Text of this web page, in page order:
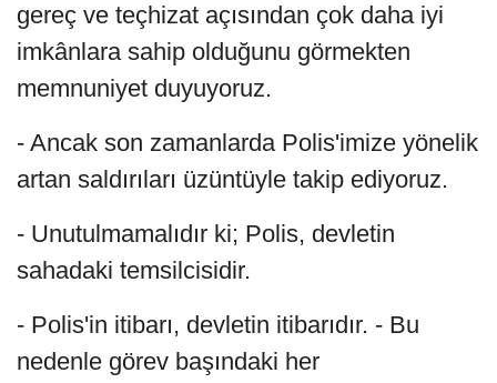
gereç ve teçhizat açısından çok daha iyi
imkânlara sahip olduğunu görmekten
memnuniyet duyuyoruz.
- Ancak son zamanlarda Polis'imize yönelik
artan saldırıları üzüntüyle takip ediyoruz.
- Unutulmamalıdır ki; Polis, devletin
sahadaki temsilcisidir.
- Polis'in itibarı, devletin itibarıdır. - Bu
nedenle görev başındaki her